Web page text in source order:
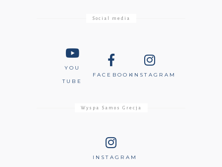
Social media
YOU
TUBE
FACEBOOKINSTAGRAM
Wyspa Samos Grecja
INSTAGRAM